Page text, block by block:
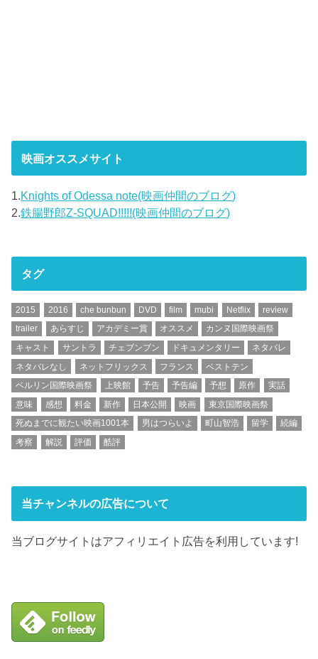
映画オススメサイト
1.Knights of Odessa note(映画仲間のブログ)
2.鉄腸野郎Z-SQUAD!!!!!(映画仲間のブログ)
タグ
2015 2016 che bunbun DVD film mubi Netflix
review
trailer
あらすじ アカデミー賞 オススメ
カンヌ国際映画祭
キャスト
サントラ チェブンブン ドキュメンタリー
ネタバレ
ネタバレなし
ネットフリックス フランス
ベストテン
ベルリン国際映画祭
上映館 予告 予告編 予想 原作
実話
意味
感想 料金 新作 日本公開 映画
東京国際映画祭
死ぬまでに観たい映画1001本
男はつらいよ 町山智浩 留学
続編
考察
解説 評価 酷評
当チャンネルの広告について
当ブログサイトはアフィリエイト広告を利用しています!